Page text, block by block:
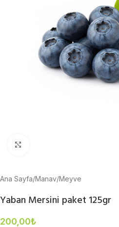
Ana Sayfa/Manav/Meyve
Yaban Mersini paket 125gr
200,00₺